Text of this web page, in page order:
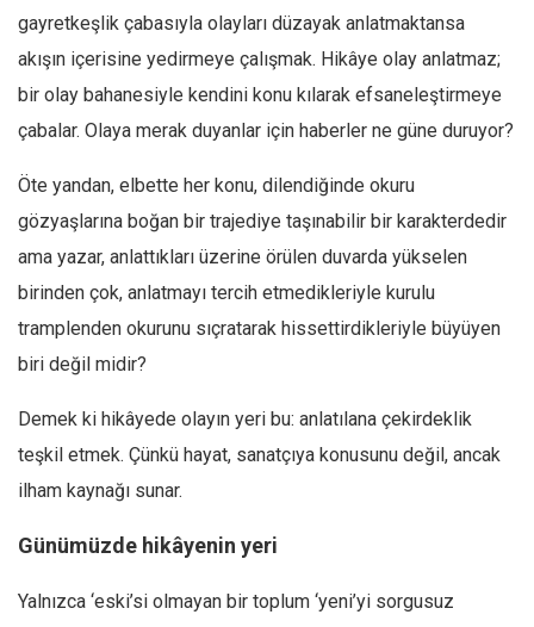
gayretkeşlik çabasıyla olayları düzayak anlatmaktansa
akışın içerisine yedirmeye çalışmak. Hikâye olay anlatmaz;
bir olay bahanesiyle kendini konu kılarak efsaneleştirmeye
çabalar. Olaya merak duyanlar için haberler ne güne duruyor?
Öte yandan, elbette her konu, dilendiğinde okuru
gözyaşlarına boğan bir trajediye taşınabilir bir karakterdedir
ama yazar, anlattıkları üzerine örülen duvarda yükselen
birinden çok, anlatmayı tercih etmedikleriyle kurulu
tramplenden okurunu sıçratarak hissettirdikleriyle büyüyen
biri değil midir?
Demek ki hikâyede olayın yeri bu: anlatılana çekirdeklik
teşkil etmek. Çünkü hayat, sanatçıya konusunu değil, ancak
ilham kaynağı sunar.
Günümüzde hikâyenin yeri
Yalnızca ‘eski’si olmayan bir toplum ‘yeni’yi sorgusuz